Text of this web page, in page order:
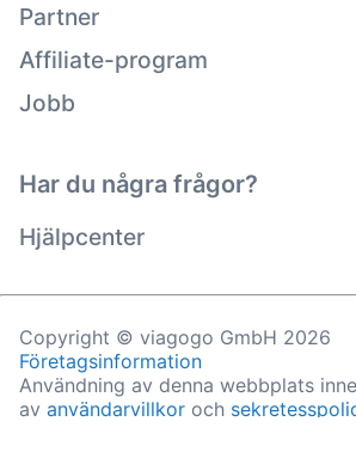
Partner
Affiliate-program
Jobb
Har du några frågor?
Hjälpcenter
Copyright © viagogo GmbH 2026
Företagsinformation
Användning av denna webbplats
av användarvillkor och